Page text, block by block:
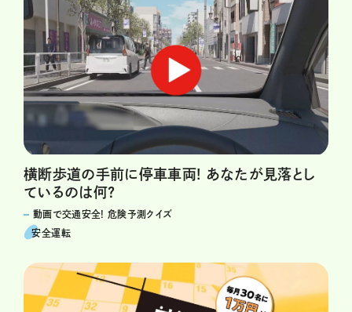
横断歩道の手前に停車車両! あなたが見落とし
ているのは何?
動画で交通安全! 危険予測クイズ
安全運転